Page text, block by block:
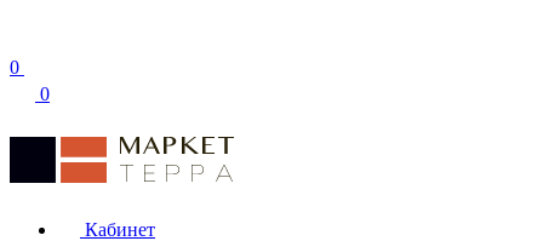
0
0
Кабинет